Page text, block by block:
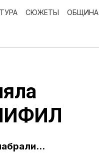
СЮЖЕТЫ ОБЩИНА